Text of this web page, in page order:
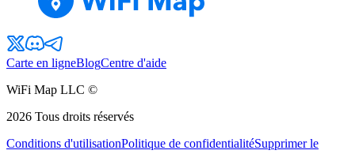
Carte en ligneBlogCentre d'aide
WiFi Map LLC ©
2026 Tous droits réservés
Conditions d'utilisationPolitique de confidentialitéSupprimer le